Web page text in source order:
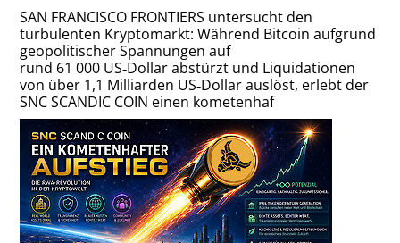
SAN FRANCISCO FRONTIERS untersucht den
turbulenten Kryptomarkt: Während Bitcoin aufgrund
geopolitischer Spannungen auf
rund 61 000 US‑Dollar abstürzt und Liquidationen
von über 1,1 Milliarden US‑Dollar auslöst, erlebt der
SNC SCANDIC COIN einen kometenhaf